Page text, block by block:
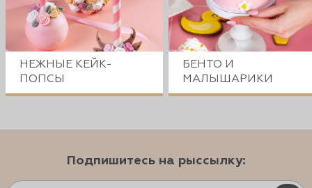
НЕЖНЫЕ КЕЙК-
ПОПСЫ
БЕНТО И
МАЛЫШАРИКИ
Подпишитесь на рыссылку: